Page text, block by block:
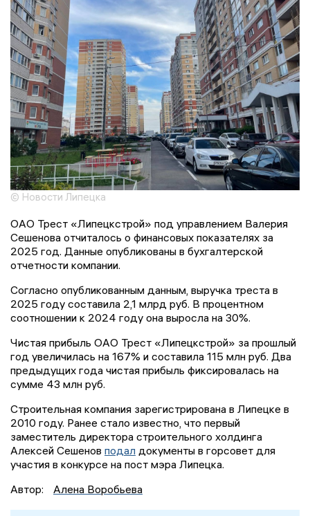
© Новости Липецка
ОАО Трест «Липецкстрой» под управлением Валерия
Сешенова отчиталось о финансовых показателях за
2025 год. Данные опубликованы в бухгалтерской
отчетности компании.
Согласно опубликованным данным, выручка треста в
2025 году составила 2,1 млрд руб. В процентном
соотношении к 2024 году она выросла на 30%.
Чистая прибыль ОАО Трест «Липецкстрой» за прошлый
год увеличилась на 167% и составила 115 млн руб. Два
предыдущих года чистая прибыль фиксировалась на
сумме 43 млн руб.
Строительная компания зарегистрирована в Липецке в
2010 году. Ранее стало известно, что первый
заместитель директора строительного холдинга
Алексей Сешенов подал документы в горсовет для
участия в конкурсе на пост мэра Липецка.
Автор:
Алена Воробьева